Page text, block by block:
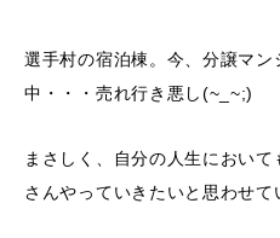
選手村の宿泊棟。今、分譲マン
中・・・売れ行き悪し(~_~;)
まさしく、自分の人生におい
さんやっていきたいと思わせて